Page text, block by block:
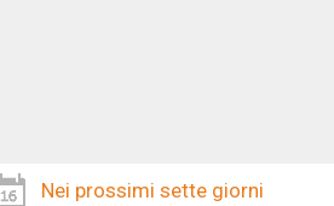
Nei prossimi sette giorni